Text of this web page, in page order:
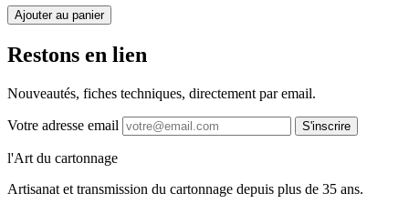
Ajouter au panier
Restons en lien
Nouveautés, fiches techniques, directement par email.
Votre adresse email S'inscrire
l'Art du cartonnage
Artisanat et transmission du cartonnage depuis plus de 35 ans.